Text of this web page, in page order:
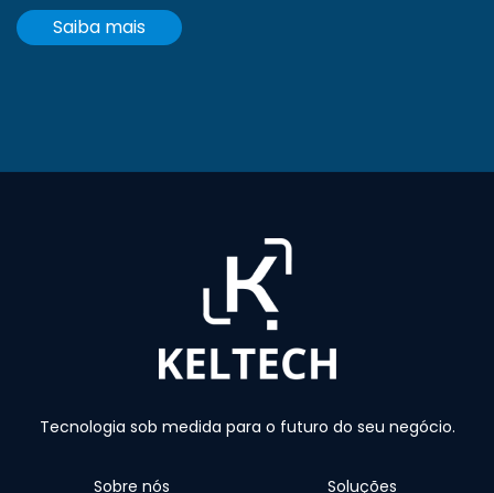
Saiba mais
Tecnologia sob medida para o futuro do seu negócio.
Sobre nós Soluções